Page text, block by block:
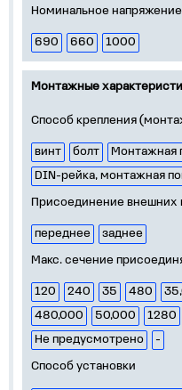
Номинальное
690 660 1000
Монтажные
Способ крепления
винт болт
Монтажная
DIN-рейка, монтажная
Присоединение внешних
переднее
заднее
Макс. сечение
120 240 35 480
480,000
50,000 1280
Не предусмотрено
-
Способ установки